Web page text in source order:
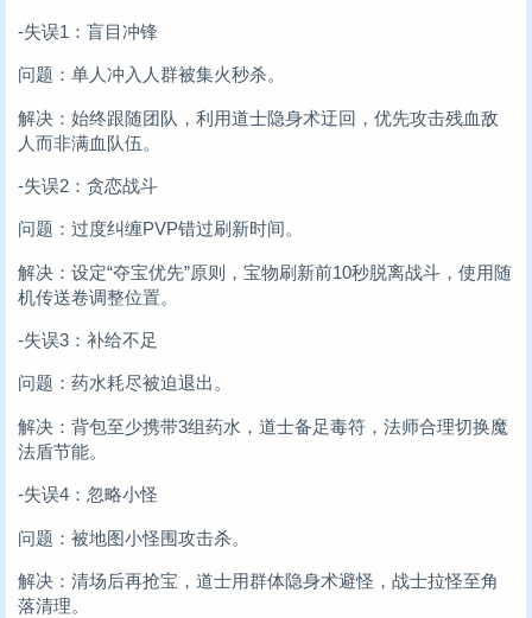
-失误1：盲目冲锋
问题：单人冲入人群被集火秒杀。
解决：始终跟随团队，利用道士隐身术迂回，优先攻击残血敌
人而非满血队伍。
-失误2：贪恋战斗
问题：过度纠缠PVP错过刷新时间。
解决：设定“夺宝优先”原则，宝物刷新前10秒脱离战斗，使用随
机传送卷调整位置。
-失误3：补给不足
问题：药水耗尽被迫退出。
解决：背包至少携带3组药水，道士备足毒符，法师合理切换魔
法盾节能。
-失误4：忽略小怪
问题：被地图小怪围攻击杀。
解决：清场后再抢宝，道士用群体隐身术避怪，战士拉怪至角
落清理。